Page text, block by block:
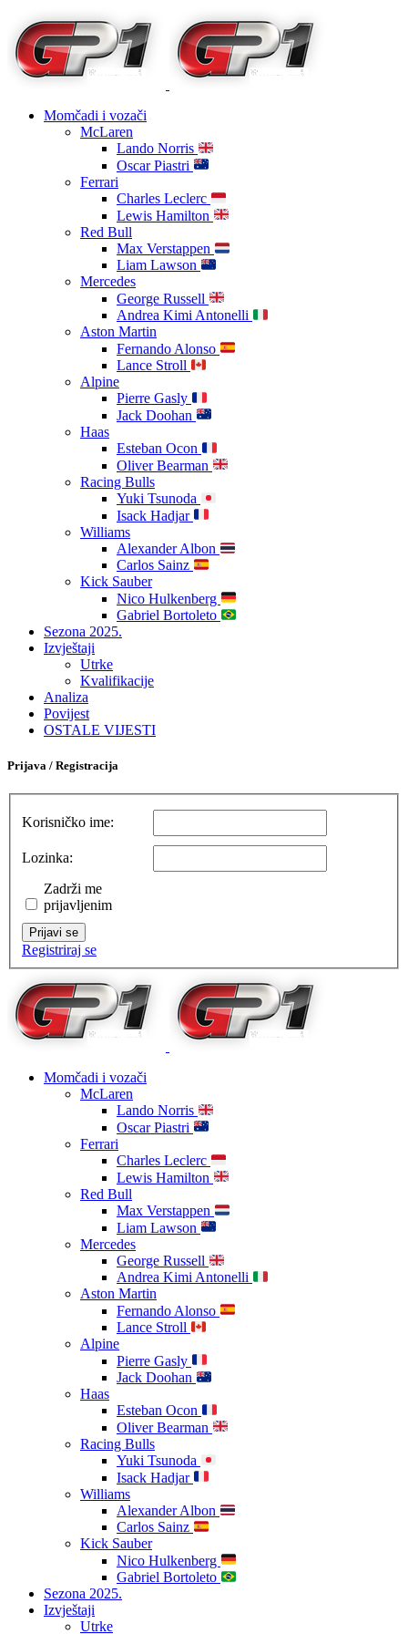
Momčadi i vozači
McLaren
Lando Norris
Oscar Piastri
Ferrari
Charles Leclerc
Lewis Hamilton
Red Bull
Max Verstappen
Liam Lawson
Mercedes
George Russell
Andrea Kimi Antonelli
Aston Martin
Fernando Alonso
Lance Stroll
Alpine
Pierre Gasly
Jack Doohan
Haas
Esteban Ocon
Oliver Bearman
Racing Bulls
Yuki Tsunoda
Isack Hadjar
Williams
Alexander Albon
Carlos Sainz
Kick Sauber
Nico Hulkenberg
Gabriel Bortoleto
Sezona 2025.
Izvještaji
Utrke
Kvalifikacije
Analiza
Povijest
OSTALE VIJESTI
Prijava / Registracija
Korisničko ime:
Lozinka:
Zadrži me
prijavljenim
Prijavi se
Registriraj se
Momčadi i vozači
McLaren
Lando Norris
Oscar Piastri
Ferrari
Charles Leclerc
Lewis Hamilton
Red Bull
Max Verstappen
Liam Lawson
Mercedes
George Russell
Andrea Kimi Antonelli
Aston Martin
Fernando Alonso
Lance Stroll
Alpine
Pierre Gasly
Jack Doohan
Haas
Esteban Ocon
Oliver Bearman
Racing Bulls
Yuki Tsunoda
Isack Hadjar
Williams
Alexander Albon
Carlos Sainz
Kick Sauber
Nico Hulkenberg
Gabriel Bortoleto
Sezona 2025.
Izvještaji
Utrke